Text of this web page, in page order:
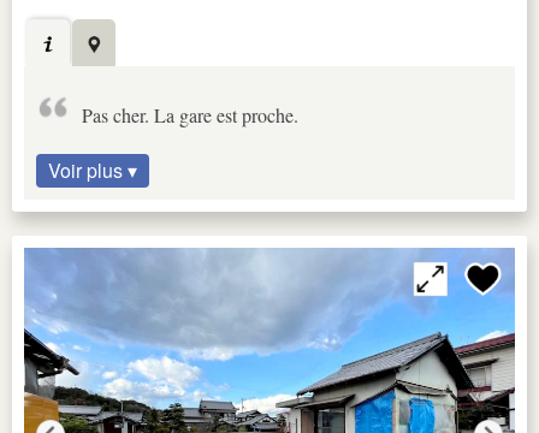
Pas cher. La gare est proche.
Voir plus ▾